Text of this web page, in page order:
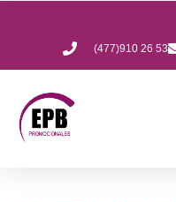
(477)910 26 53